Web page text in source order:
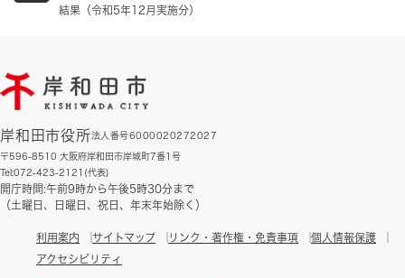
結果（令和5年12月実施分）
岸和田市役所法人番号6000020272027
〒596-8510 大阪府岸和田市岸城町7番1号
Tel:072-423-2121(代表)
開庁時間:午前9時から午後5時30分まで
（土曜日、日曜日、祝日、年末年始除く）
利用案内 サイトマップ リンク・著作権・免責事項
個人情報保護
アクセシビリティ